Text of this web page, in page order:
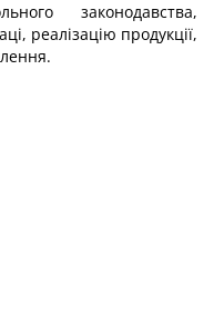
законодавства,
реалізацію продукції,